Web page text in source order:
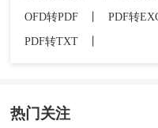
转换的PDF文件。
OFD转PDF
PDF转
PDF转TXT
热门关注